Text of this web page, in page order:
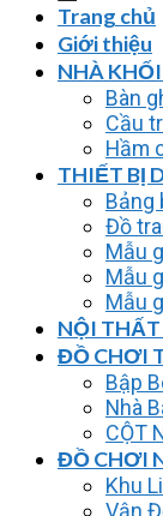
Trang chủ
Giới thiệu
NHÀ
Bàn
Cầu
Hầm
THIẾT BỊ
Bảng
Đồ
Mẫu
Mẫu
Mẫu
NỘI
ĐỒ CHƠI
Bập
Nhà
CỘT
ĐỒ CHƠI
Khu
Vận